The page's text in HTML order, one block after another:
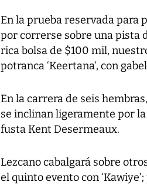
En la prueba reservada para
por correrse sobre una pista
rica bolsa de $100 mil,
potranca ‘Keertana’, con
En la carrera de seis
se inclinan ligeramente por la
fusta Kent Desermeaux.
Lezcano cabalgará sobre
el quinto evento con